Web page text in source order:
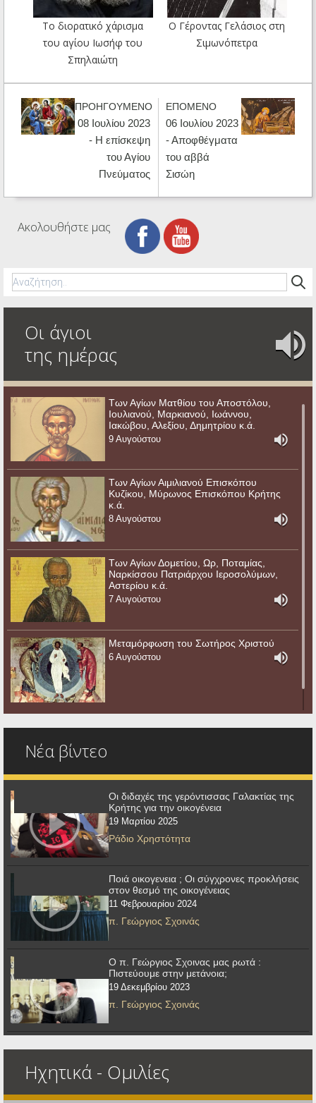
Το διορατικό χάρισμα
του αγίου Ιωσήφ του
Σπηλαιώτη
Ο Γέροντας Γελάσιος στη
Σιμωνόπετρα
ΠΡΟΗΓΟΥΜΕΝΟ
08 Ιουλίου 2023
- Η επίσκεψη
του Αγίου
Πνεύματος
ΕΠΟΜΕΝΟ
06 Ιουλίου 2023
- Αποφθέγματα
του αββά
Σισώη
Ακολουθήστε μας
Οι άγιοι
της ημέρας
Των Αγίων Ματθίου του Αποστόλου,
Ιουλιανού, Μαρκιανού, Ιωάννου,
Ιακώβου, Αλεξίου, Δημητρίου κ.ά.
9 Αυγούστου
Των Αγίων Αιμιλιανού Επισκόπου
Κυζίκου, Μύρωνος Επισκόπου Κρήτης
κ.ά.
8 Αυγούστου
Των Αγίων Δομετίου, Ωρ, Ποταμίας,
Ναρκίσσου Πατριάρχου Ιεροσολύμων,
Αστερίου κ.ά.
7 Αυγούστου
Μεταμόρφωση του Σωτήρος Χριστού
6 Αυγούστου
Νέα βίντεο
Οι διδαχές της γερόντισσας Γαλακτίας της
Κρήτης για την οικογένεια
19 Μαρτίου 2025
Ράδιο Χρηστότητα
Ποιά οικογενεια ; Οι σύγχρονες προκλήσεις
στον θεσμό της οικογένειας
11 Φεβρουαρίου 2024
π. Γεώργιος Σχοινάς
Ο π. Γεώργιος Σχοινας μας ρωτά :
Πιστεύουμε στην μετάνοια;
19 Δεκεμβρίου 2023
π. Γεώργιος Σχοινάς
Ηχητικά - Ομιλίες